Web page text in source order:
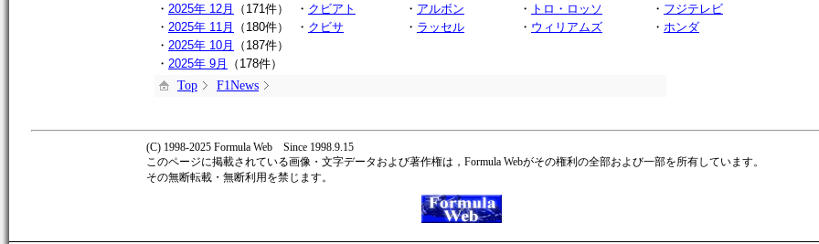
・ 2025年 12月
（171件）
・ 2025年 11月
（180件）
・ 2025年 10月
（187件）
・ 2025年 9月 （178件）
・ クビアト
・ クビサ
・ アルボン
・ ラッセル
・ トロ・ロッソ
・ ウィリアムズ
・ フジテレビ
・ ホンダ
Top F1News
(C) 1998-2025 Formula Web Since 1998.9.15
このページに掲載されている画像・文字データおよび著作権は，Formula Webがその権利の全部および一部を所有しています。
その無断転載・無断利用を禁じます。